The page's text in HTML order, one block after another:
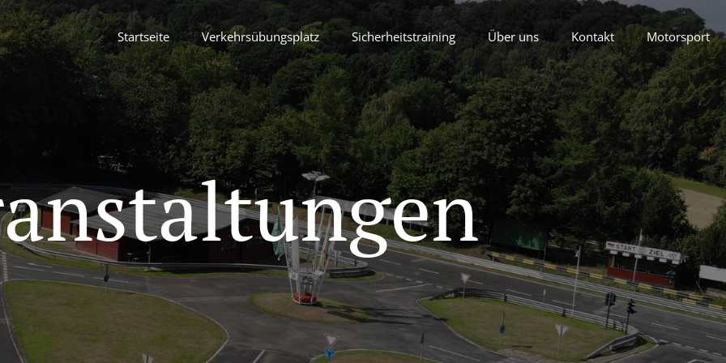
Startseite Verkehrsübungsplatz Sicherheitstraining Über uns Kontakt Motorsport